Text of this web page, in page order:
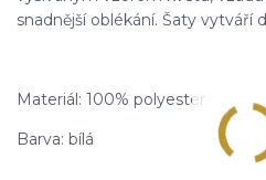
snadnější oblékání. Šaty vytváří
Materiál: 100% polyester
Barva: bílá